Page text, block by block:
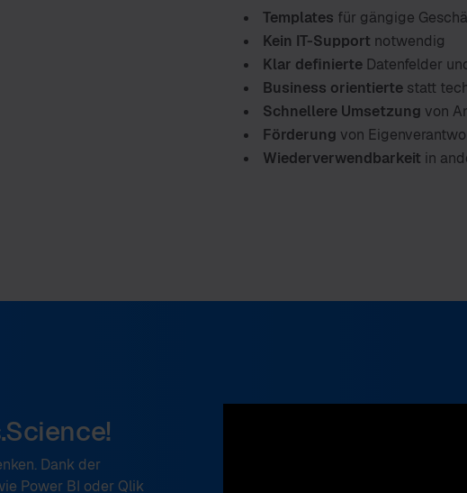
Templates für gängige
Kein IT-Support notwendig
Klar definierteDatenfelder
Business orientiertestatt
Schnellere Umsetzung von
Förderung von
Wiederverwendbarkeit in
Dank der
Power BI oder Qlik